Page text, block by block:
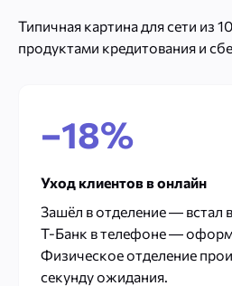
Типичная картина для сети из
продуктами кредитования и
−18%
Уход клиентов в онлайн
Зашёл в отделение — встал
Т-Банк в телефоне —
Физическое отделение
секунду ожидания.